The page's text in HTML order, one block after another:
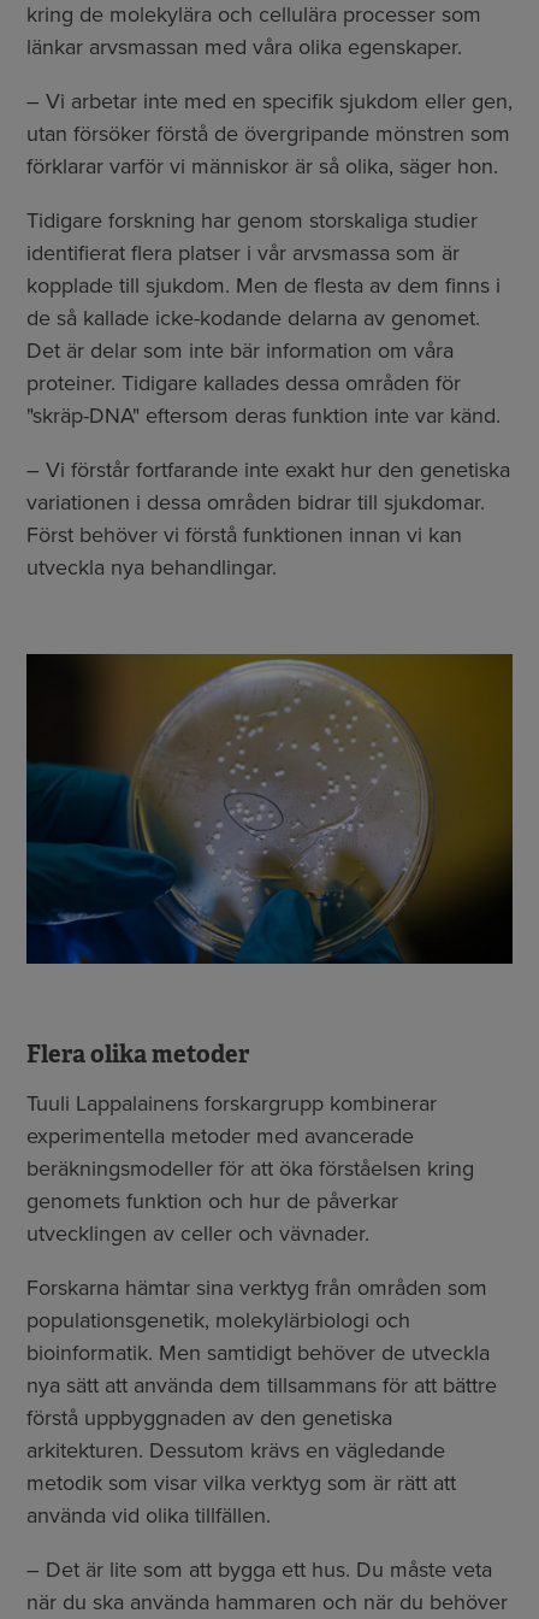
kring de molekylära och cellulära processer som
länkar arvsmassan med våra olika egenskaper.
– Vi arbetar inte med en specifik sjukdom eller gen,
utan försöker förstå de övergripande mönstren som
förklarar varför vi människor är så olika, säger hon.
Tidigare forskning har genom storskaliga studier
identifierat flera platser i vår arvsmassa som är
kopplade till sjukdom. Men de flesta av dem finns i
de så kallade icke-kodande delarna av genomet.
Det är delar som inte bär information om våra
proteiner. Tidigare kallades dessa områden för
"skräp-DNA" eftersom deras funktion inte var känd.
– Vi förstår fortfarande inte exakt hur den genetiska
variationen i dessa områden bidrar till sjukdomar.
Först behöver vi förstå funktionen innan vi kan
utveckla nya behandlingar.
Flera olika metoder
Tuuli Lappalainens forskargrupp kombinerar
experimentella metoder med avancerade
beräkningsmodeller för att öka förståelsen kring
genomets funktion och hur de påverkar
utvecklingen av celler och vävnader.
Forskarna hämtar sina verktyg från områden som
populationsgenetik, molekylärbiologi och
bioinformatik. Men samtidigt behöver de utveckla
nya sätt att använda dem tillsammans för att bättre
förstå uppbyggnaden av den genetiska
arkitekturen. Dessutom krävs en vägledande
metodik som visar vilka verktyg som är rätt att
använda vid olika tillfällen.
– Det är lite som att bygga ett hus. Du måste veta
när du ska använda hammaren och när du behöver